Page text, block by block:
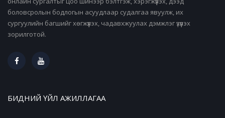
боловсролын бодлогын асуудлаар судалгаа явуулж, их
сургуулийн багшийг хөгжүүлэх, чадавхжуулах дэмжлэг үзүүлэх
зорилготой.
БИДНИЙ ҮЙЛ АЖИЛЛАГАА